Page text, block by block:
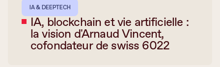
IA & DEEPTECH
IA, blockchain et vie artificielle :
la vision d'Arnaud Vincent,
cofondateur de swiss 6022